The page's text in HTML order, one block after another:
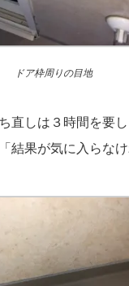
ドア枠周りの目地
直しは３時間を要
結果が気に入らな